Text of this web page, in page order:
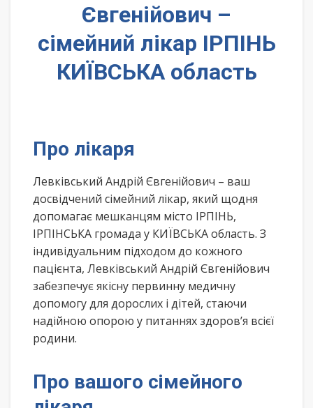
Євгенійович –
сімейний лікар ІРПІНЬ
КИЇВСЬКА область
Про лікаря
Левківський Андрій Євгенійович – ваш
досвідчений сімейний лікар, який щодня
допомагає мешканцям місто ІРПІНЬ,
ІРПІНСЬКА громада у КИЇВСЬКА область. З
індивідуальним підходом до кожного
пацієнта, Левківський Андрій Євгенійович
забезпечує якісну первинну медичну
допомогу для дорослих і дітей, стаючи
надійною опорою у питаннях здоров’я всієї
родини.
Про вашого сімейного